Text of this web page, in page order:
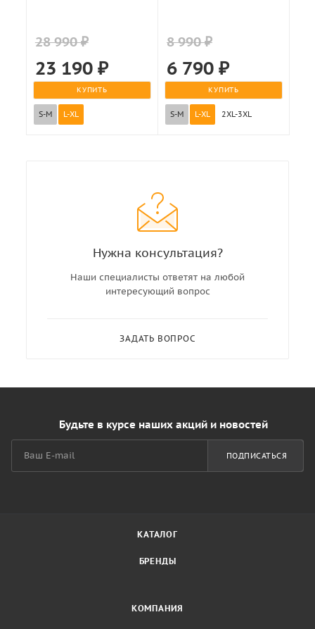
28 990 ₽
23 190₽
КУПИТЬ
S-M L-XL
8 990 ₽
6 790 ₽
КУПИТЬ
S-M L-XL 2XL-3XL
Нужна консультация?
Наши специалисты ответят на любой
интересующий вопрос
ЗАДАТЬ ВОПРОС
Будьте в курсе наших акций и новостей
ПОДПИСАТЬСЯ
КАТАЛОГ
БРЕНДЫ
КОМПАНИЯ